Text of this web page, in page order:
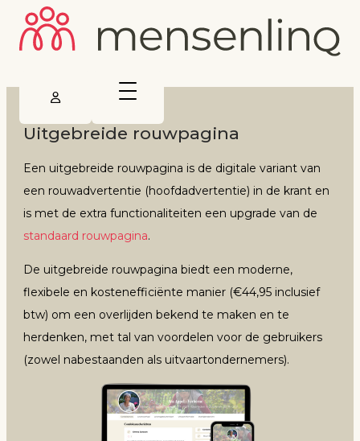
Uitgebreide rouwpagina
Een uitgebreide rouwpagina is de digitale variant van
een rouwadvertentie (hoofdadvertentie) in de krant en
is met de extra functionaliteiten een upgrade van de
standaard rouwpagina.
De uitgebreide rouwpagina biedt een moderne,
flexibele en kostenefficiënte manier (€44,95 inclusief
btw) om een overlijden bekend te maken en te
herdenken, met tal van voordelen voor de gebruikers
(zowel nabestaanden als uitvaartondernemers).